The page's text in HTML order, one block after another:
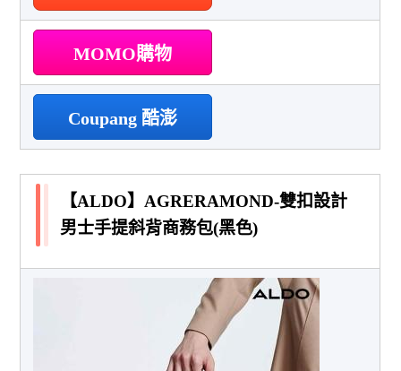
MOMO購物
Coupang 酷澎
【ALDO】AGRERAMOND-雙扣設計
男士手提斜背商務包(黑色)